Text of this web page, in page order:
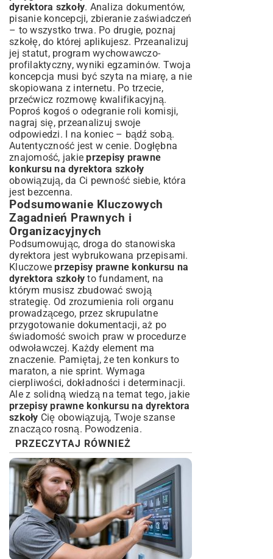
dyrektora szkoły. Analiza dokumentów,
pisanie koncepcji, zbieranie zaświadczeń
– to wszystko trwa. Po drugie, poznaj
szkołę, do której aplikujesz. Przeanalizuj
jej statut, program wychowawczo-
profilaktyczny, wyniki egzaminów. Twoja
koncepcja musi być szyta na miarę, a nie
skopiowana z internetu. Po trzecie,
przećwicz rozmowę kwalifikacyjną.
Poproś kogoś o odegranie roli komisji,
nagraj się, przeanalizuj swoje
odpowiedzi. I na koniec – bądź sobą.
Autentyczność jest w cenie. Dogłębna
znajomość, jakieprzepisy prawne
konkursu na dyrektora szkoły
obowiązują, da Ci pewność siebie, która
jest bezcenna.
Podsumowanie Kluczowych
Zagadnień Prawnych i
Organizacyjnych
Podsumowując, droga do stanowiska
dyrektora jest wybrukowana przepisami.
Kluczoweprzepisy prawne konkursu na
dyrektora szkoły to fundament, na
którym musisz zbudować swoją
strategię. Od zrozumienia roli organu
prowadzącego, przez skrupulatne
przygotowanie dokumentacji, aż po
świadomość swoich praw w procedurze
odwoławczej. Każdy element ma
znaczenie. Pamiętaj, że ten konkurs to
maraton, a nie sprint. Wymaga
cierpliwości, dokładności i determinacji.
Ale z solidną wiedzą na temat tego, jakie
przepisy prawne konkursu na dyrektora
szkoły Cię obowiązują, Twoje szanse
znacząco rosną. Powodzenia.
PRZECZYTAJ RÓWNIEŻ